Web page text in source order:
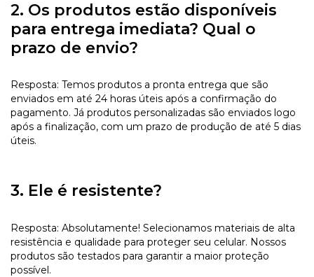
2. Os produtos estão disponíveis
para entrega imediata? Qual o
prazo de envio?
Resposta: Temos produtos a pronta entrega que são
enviados em até 24 horas úteis após a confirmação do
pagamento. Já produtos personalizadas são enviados logo
após a finalização, com um prazo de produção de até 5 dias
úteis.
3. Ele é resistente?
Resposta: Absolutamente! Selecionamos materiais de alta
resistência e qualidade para proteger seu celular. Nossos
produtos são testados para garantir a maior proteção
possível.